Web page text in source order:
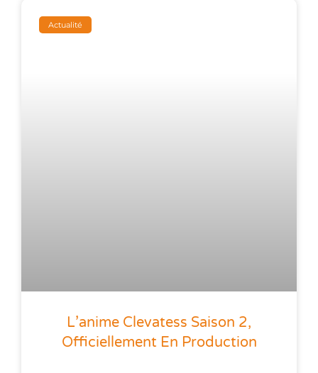
Actualité
L’anime Clevatess Saison 2,
Officiellement En Production